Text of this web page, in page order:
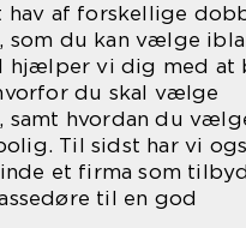
hav af forskellige
som du kan vælge
hjælper vi dig med at
du skal vælge
samt hvordan du
Til sidst har vi
et firma som
til en god